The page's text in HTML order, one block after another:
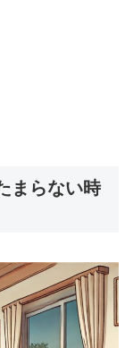
まらない時